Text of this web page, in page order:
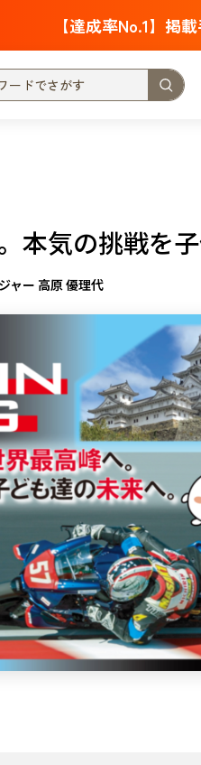
【達成率No.1】掲
社会貢献
北海道
茨城 栃木 群馬
富山 石川
三重 滋賀 京都
鳥取 島根 岡山
徳島 香川
福岡 佐賀 長崎
本気の挑戦を子
ャー 高原 優理代